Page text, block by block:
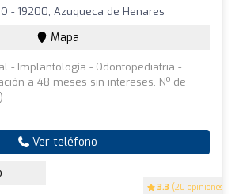
3.3 (20 opiniones)
- 19200, Azuqueca de Henares
Mapa
- Implantología - Odontopediatria -
a 48 meses sin intereses. Nº de
Ver teléfono